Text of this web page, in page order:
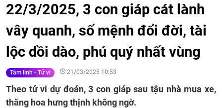
22/3/2025, 3 con giáp cát lành
vây quanh, số mệnh đổi đời, tài
lộc dồi dào, phú quý nhất vùng
Tâm linh - Tử vi 21/03/2025 10:53
Theo tử vi dự đoán, 3 con giáp sau tậu nhà mua xe,
thăng hoa hưng thịnh không ngờ.